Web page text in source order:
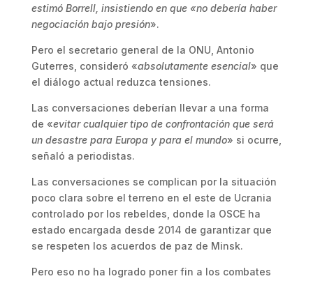
estimó Borrell, insistiendo en que «no debería haber
negociación bajo presión».
Pero el secretario general de la ONU, Antonio
Guterres, consideró «absolutamente esencial» que
el diálogo actual reduzca tensiones.
Las conversaciones deberían llevar a una forma
de «evitar cualquier tipo de confrontación que será
un desastre para Europa y para el mundo» si ocurre,
señaló a periodistas.
Las conversaciones se complican por la situación
poco clara sobre el terreno en el este de Ucrania
controlado por los rebeldes, donde la OSCE ha
estado encargada desde 2014 de garantizar que
se respeten los acuerdos de paz de Minsk.
Pero eso no ha logrado poner fin a los combates